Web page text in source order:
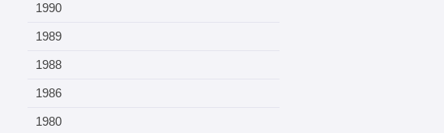
1990
1989
1988
1986
1980